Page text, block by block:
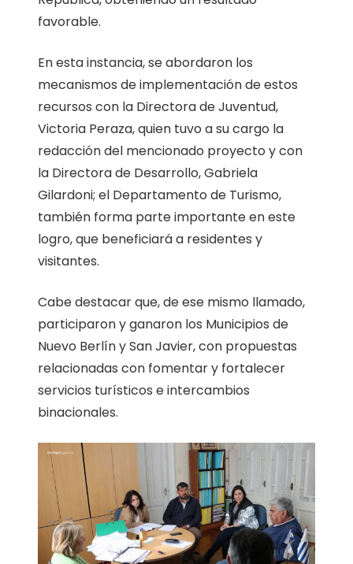
favorable.
En esta instancia, se abordaron los
mecanismos de implementación de estos
recursos con la Directora de Juventud,
Victoria Peraza, quien tuvo a su cargo la
redacción del mencionado proyecto y con
la Directora de Desarrollo, Gabriela
Gilardoni; el Departamento de Turismo,
también forma parte importante en este
logro, que beneficiará a residentes y
visitantes.
Cabe destacar que, de ese mismo llamado,
participaron y ganaron los Municipios de
Nuevo Berlín y San Javier, con propuestas
relacionadas con fomentar y fortalecer
servicios turísticos e intercambios
binacionales.